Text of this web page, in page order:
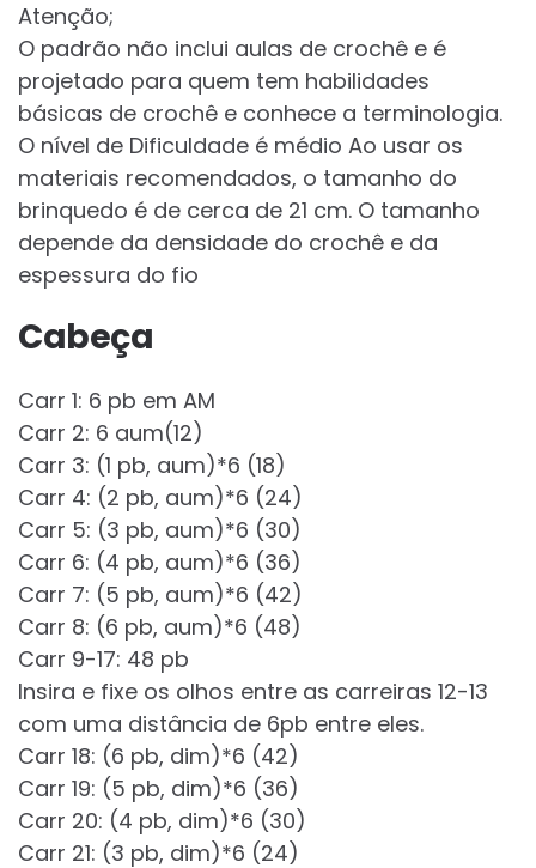
Atenção;
O padrão não inclui aulas de crochê e é
projetado para quem tem habilidades
básicas de crochê e conhece a terminologia.
O nível de Dificuldade é médio Ao usar os
materiais recomendados, o tamanho do
brinquedo é de cerca de 21 cm. O tamanho
depende da densidade do crochê e da
espessura do fio
Cabeça
Carr 1: 6 pb em AM
Carr 2: 6 aum(12)
Carr 3: (1 pb, aum)*6 (18)
Carr 4: (2 pb, aum)*6 (24)
Carr 5: (3 pb, aum)*6 (30)
Carr 6: (4 pb, aum)*6 (36)
Carr 7: (5 pb, aum)*6 (42)
Carr 8: (6 pb, aum)*6 (48)
Carr 9-17: 48 pb
Insira e fixe os olhos entre as carreiras 12-13
com uma distância de 6pb entre eles.
Carr 18: (6 pb, dim)*6 (42)
Carr 19: (5 pb, dim)*6 (36)
Carr 20: (4 pb, dim)*6 (30)
Carr 21: (3 pb, dim)*6 (24)